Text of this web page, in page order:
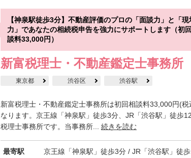
【神泉駅徒歩3分】不動産評価のプロの「面談力」と「現
力」であなたの相続税申告を強力にサポートします（初
談料33,000円）
新富税理士・不動産鑑定士事務所
東京都 渋谷区 渋谷駅
新富税理士・不動産鑑定士事務所は初回相談料33,000円(税
なります。京王線「神泉駅」徒歩3分、JR「渋谷駅」徒歩
税理士事務所です。当事務所... 続きを読む
最寄駅
京王線「神泉駅」徒歩3分 / JR「渋谷駅」徒